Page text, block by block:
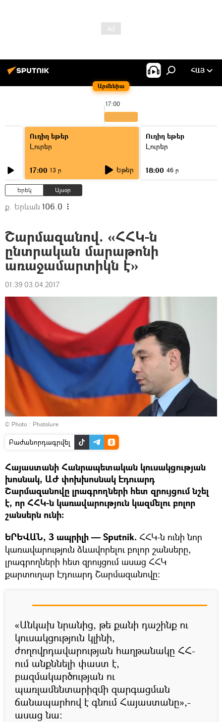
Արմենիա
ՀԱՅ
17:00
Ուղիղ եթեր
Լուրեր
17:00 13 ր Եթեր
Ուղիղ եթեր
Լուրեր
18:00 46 ր
Երեկ Այսօր
ք. Երևան 106.0
Շարմազանով. «ՀՀԿ-ն
ընտրական մարաթոնի
առաջամարտիկն է»
01:39 03.04.2017
© Photo : Photolure
Բաժանորդագրվել
Հայաստանի Հանրապետական կուսակցության
խոսնակ, ԱԺ փոխխոսնակ Էդուարդ
Շարմազանովը լրագրողների հետ զրույցում նշել
է, որ ՀՀԿ-ն կառավարություն կազմելու բոլոր
շանսերն ունի։
ԵՐԵՎԱՆ, 3 ապրիլի — Sputnik. ՀՀԿ-ն ունի նոր
կառավարություն ձևավորելու բոլոր շանսերը,
լրագրողների հետ զրույցում ասաց ՀՀԿ
քարտուղար Էդուարդ Շարմազանովը:
«Անկախ նրանից, թե քանի դաշինք ու
կուսակցություն կլինի,
ժողովրդավարության հաղթանակը ՀՀ-
ում անքննելի փաստ է,
բազմակարծության ու
պառլամենտարիզմի զարգացման
ճանապարհով է գնում Հայաստանը»,-
ասաց նա: